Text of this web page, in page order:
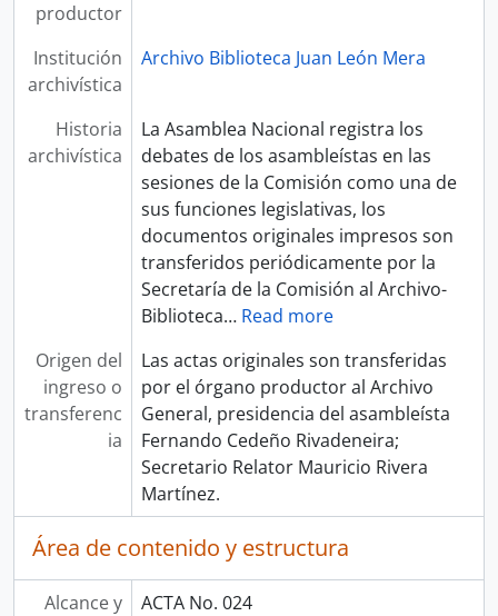
productor
Institución
archivística
Archivo Biblioteca Juan León Mera
Historia
archivística
La Asamblea Nacional registra los
debates de los asambleístas en las
sesiones de la Comisión como una de
sus funciones legislativas, los
documentos originales impresos son
transferidos periódicamente por la
Secretaría de la Comisión al Archivo-
Biblioteca… Read more
Origen del
ingreso o
transferenc
ia
Las actas originales son transferidas
por el órgano productor al Archivo
General, presidencia del asambleísta
Fernando Cedeño Rivadeneira;
Secretario Relator Mauricio Rivera
Martínez.
Área de contenido y estructura
Alcance y
ACTA No. 024